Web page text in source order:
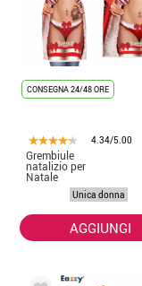
CONSEGNA 24/48 ORE
4.34/5.00
Grembiule
natalizio per
Natale
Unica donna
AGGIUNGI